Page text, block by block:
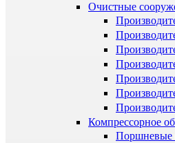
Очистные
Компрессорное
Поршневые